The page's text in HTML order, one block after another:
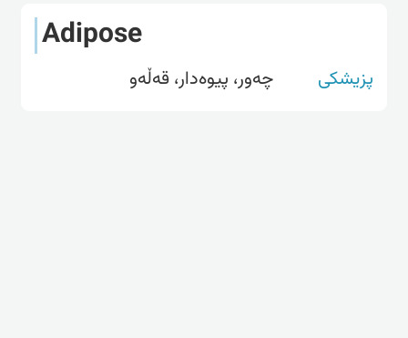
Adipose
پزیشکی چەور، پیوەدار، قەڵەو